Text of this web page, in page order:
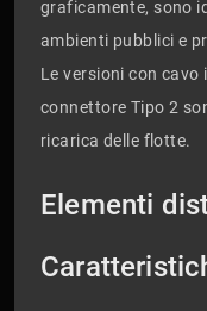
graficamente, sono
ambienti pubblici e
Le versioni con
connettore Tipo 2
ricarica delle flotte.
Elementi